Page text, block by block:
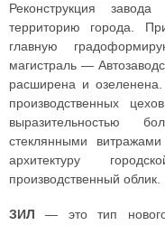
Реконструкция
территорию города.
главную
магистраль —
расширена и
производственных
выразительностью
стеклянными
архитектуру
производственный облик.
ЗИЛ — это тип нового